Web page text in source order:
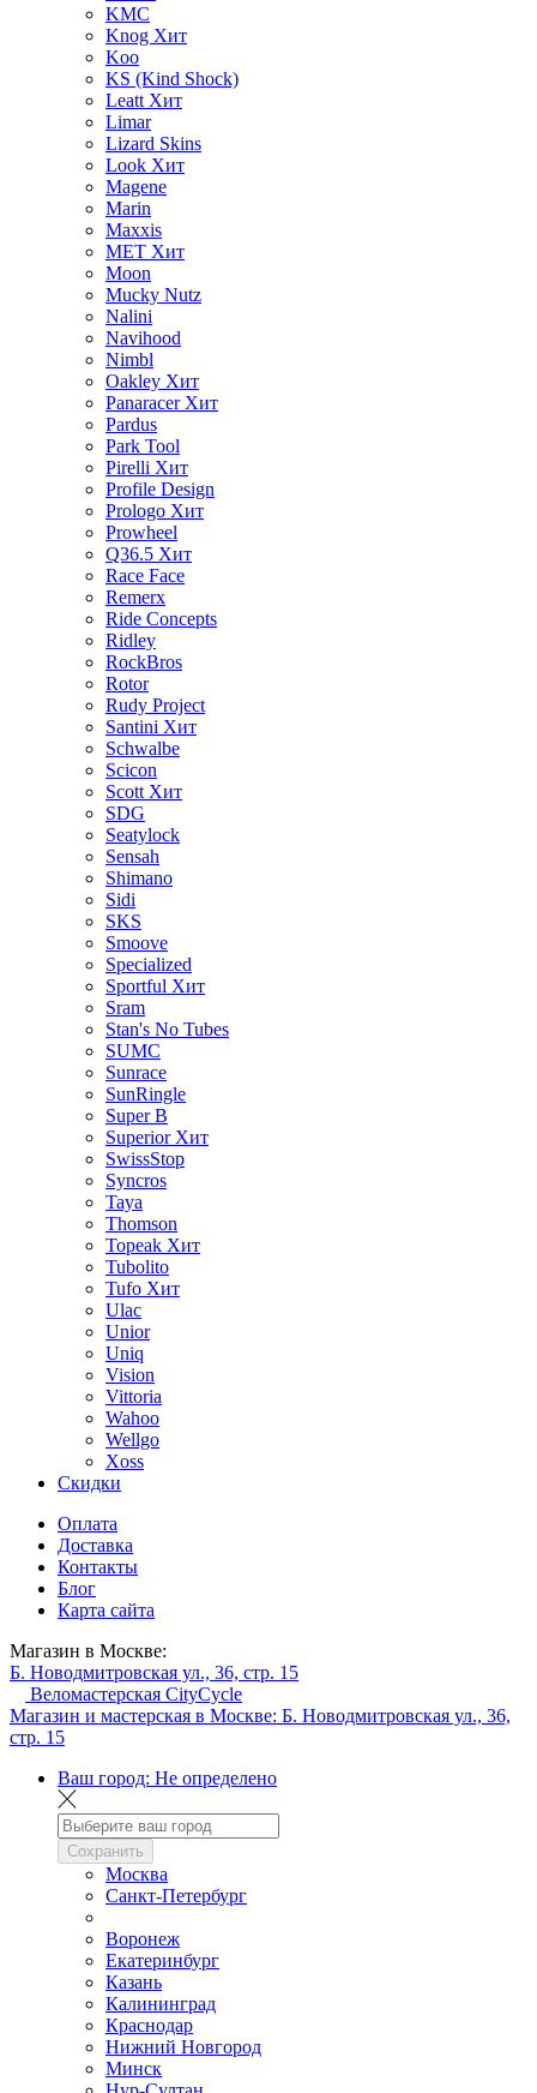
KMC
Knog Хит
Koo
KS (Kind Shock)
Leatt Хит
Limar
Lizard Skins
Look Хит
Magene
Marin
Maxxis
MET Хит
Moon
Mucky Nutz
Nalini
Navihood
Nimbl
Oakley Хит
Panaracer Хит
Pardus
Park Tool
Pirelli Хит
Profile Design
Prologo Хит
Prowheel
Q36.5 Хит
Race Face
Remerx
Ride Concepts
Ridley
RockBros
Rotor
Rudy Project
Santini Хит
Schwalbe
Scicon
Scott Хит
SDG
Seatylock
Sensah
Shimano
Sidi
SKS
Smoove
Specialized
Sportful Хит
Sram
Stan's No Tubes
SUMC
Sunrace
SunRingle
Super B
Superior Хит
SwissStop
Syncros
Taya
Thomson
Topeak Хит
Tubolito
Tufo Хит
Ulac
Unior
Uniq
Vision
Vittoria
Wahoo
Wellgo
Xoss
Скидки
Оплата
Доставка
Контакты
Блог
Карта сайта
Магазин в Москве:
Б. Новодмитровская ул., 36, стр. 15
Веломастерская CityCycle
Магазин и мастерская в Москве: Б. Новодмитровская ул., 36,
стр. 15
Ваш город: Не определено
Сохранить
Москва
Санкт-Петербург
Воронеж
Екатеринбург
Казань
Калининград
Краснодар
Нижний Новгород
Минск